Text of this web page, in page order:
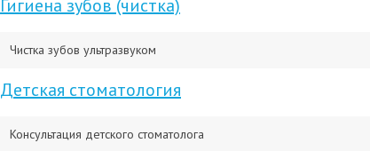
Гигиена зубов (чистка)
Чистка зубов ультразвуком
Детская стоматология
Консультация детского стоматолога